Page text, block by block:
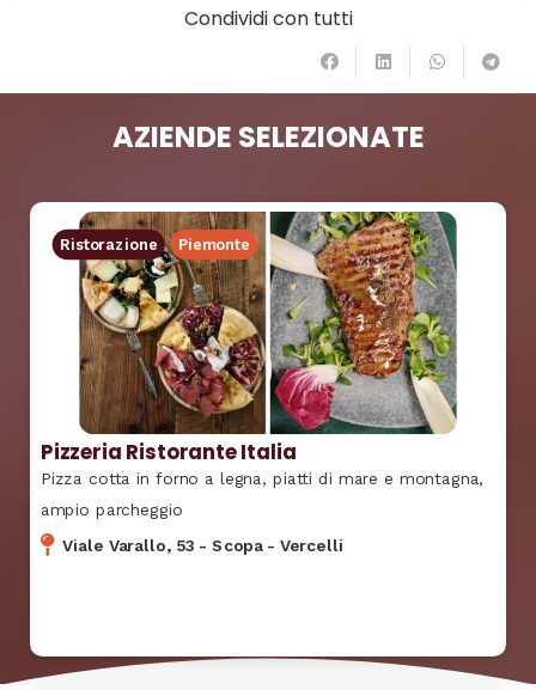
Condividi con tutti
AZIENDE SELEZIONATE
Ristorazione Piemonte
Pizzeria Ristorante Italia
Pizza cotta in forno a legna, piatti di mare e montagna,
ampio parcheggio
Viale Varallo, 53 - Scopa - Vercelli